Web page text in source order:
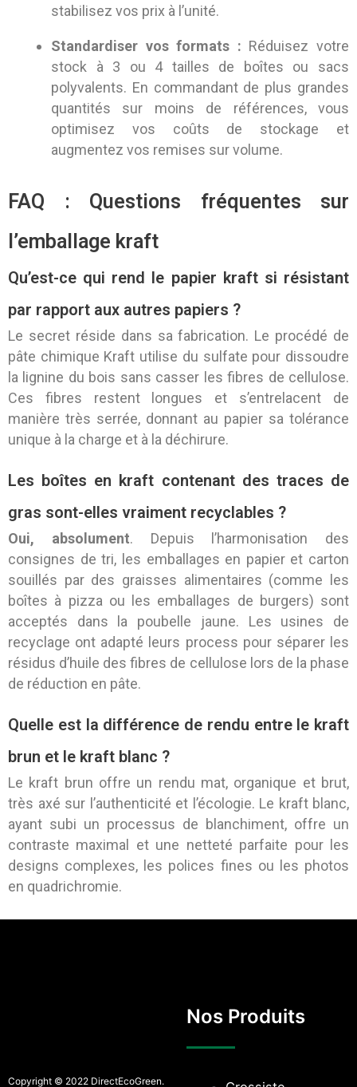
stabilisez vos prix à l’unité.
Standardiser vos formats : Réduisez votre
stock à 3 ou 4 tailles de boîtes ou sacs
polyvalents. En commandant de plus grandes
quantités sur moins de références, vous
optimisez vos coûts de stockage et
augmentez vos remises sur volume.
FAQ : Questions fréquentes sur
l’emballage kraft
Qu’est-ce qui rend le papier kraft si résistant
par rapport aux autres papiers ?
Le secret réside dans sa fabrication. Le procédé de
pâte chimique Kraft utilise du sulfate pour dissoudre
la lignine du bois sans casser les fibres de cellulose.
Ces fibres restent longues et s’entrelacent de
manière très serrée, donnant au papier sa tolérance
unique à la charge et à la déchirure.
Les boîtes en kraft contenant des traces de
gras sont-elles vraiment recyclables ?
Oui, absolument. Depuis l’harmonisation des
consignes de tri, les emballages en papier et carton
souillés par des graisses alimentaires (comme les
boîtes à pizza ou les emballages de burgers) sont
acceptés dans la poubelle jaune. Les usines de
recyclage ont adapté leurs process pour séparer les
résidus d’huile des fibres de cellulose lors de la phase
de réduction en pâte.
Quelle est la différence de rendu entre le kraft
brun et le kraft blanc ?
Le kraft brun offre un rendu mat, organique et brut,
très axé sur l’authenticité et l’écologie. Le kraft blanc,
ayant subi un processus de blanchiment, offre un
contraste maximal et une netteté parfaite pour les
designs complexes, les polices fines ou les photos
en quadrichromie.
Copyright © 2022 DirectEcoGreen.
Nos Produits